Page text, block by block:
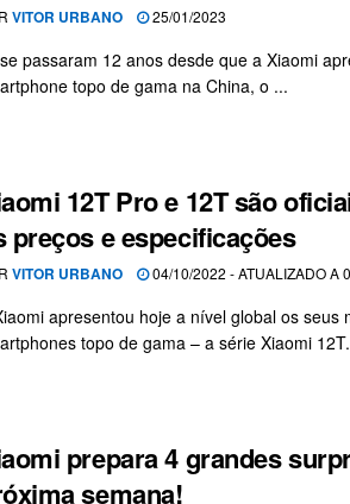
VITOR URBANO 25/01/2023
passaram 12 anos desde que a Xiaomi
topo de gama na China, o ...
12T Pro e 12T são
preços e especificações
VITOR URBANO 04/10/2022 - ATUALIZADO A
apresentou hoje a nível global os seus
topo de gama – a série Xiaomi
prepara 4 grandes
semana!